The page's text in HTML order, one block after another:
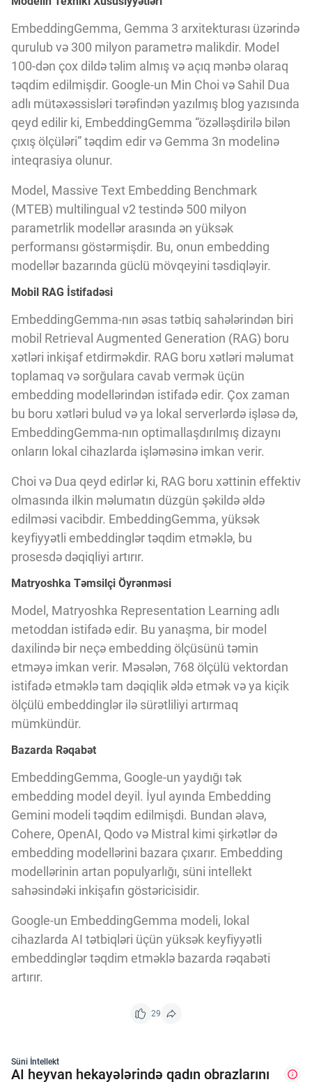
Haqqımızda
Vizyoner Baxışı
Innovasiya Bələdçisi
Gələcəyin Təhlili
Podkastlar
EmbeddingGemma, Gemma 3 arxitekturası üzərində
qurulub və 300 milyon parametrə malikdir. Model
100-dən çox dildə təlim almış və açıq mənbə olaraq
təqdim edilmişdir. Google-un Min Choi və Sahil Dua
adlı mütəxəssisləri tərəfindən yazılmış blog yazısında
qeyd edilir ki, EmbeddingGemma “özəlləşdirilə bilən
çıxış ölçüləri” təqdim edir və Gemma 3n modelinə
inteqrasiya olunur.
Model, Massive Text Embedding Benchmark
(MTEB) multilingual v2 testində 500 milyon
parametrlik modellər arasında ən yüksək
performansı göstərmişdir. Bu, onun embedding
modellər bazarında güclü mövqeyini təsdiqləyir.
Mobil RAG İstifadəsi
EmbeddingGemma-nın əsas tətbiq sahələrindən biri
mobil Retrieval Augmented Generation (RAG) boru
xətləri inkişaf etdirməkdir. RAG boru xətləri məlumat
toplamaq və sorğulara cavab vermək üçün
embedding modellərindən istifadə edir. Çox zaman
bu boru xətləri bulud və ya lokal serverlərdə işləsə də,
EmbeddingGemma-nın optimallaşdırılmış dizaynı
onların lokal cihazlarda işləməsinə imkan verir.
Choi və Dua qeyd edirlər ki, RAG boru xəttinin effektiv
olmasında ilkin məlumatın düzgün şəkildə əldə
edilməsi vacibdir. EmbeddingGemma, yüksək
keyfiyyətli embeddinglər təqdim etməklə, bu
prosesdə dəqiqliyi artırır.
Matryoshka Təmsilçi Öyrənməsi
Model, Matryoshka Representation Learning adlı
metoddan istifadə edir. Bu yanaşma, bir model
daxilində bir neçə embedding ölçüsünü təmin
etməyə imkan verir. Məsələn, 768 ölçülü vektordan
istifadə etməklə tam dəqiqlik əldə etmək və ya kiçik
ölçülü embeddinglər ilə sürətliliyi artırmaq
mümkündür.
Bazarda Rəqabət
EmbeddingGemma, Google-un yaydığı tək
embedding model deyil. İyul ayında Embedding
Gemini modeli təqdim edilmişdi. Bundan əlavə,
Cohere, OpenAI, Qodo və Mistral kimi şirkətlər də
embedding modellərini bazara çıxarır. Embedding
modellərinin artan populyarlığı, süni intellekt
sahəsindəki inkişafın göstəricisidir.
Google-un EmbeddingGemma modeli, lokal
cihazlarda AI tətbiqləri üçün yüksək keyfiyyətli
embeddinglər təqdim etməklə bazarda rəqabəti
artırır.
29
Süni İntellekt
AI heyvan hekayələrində qadın obrazlarını